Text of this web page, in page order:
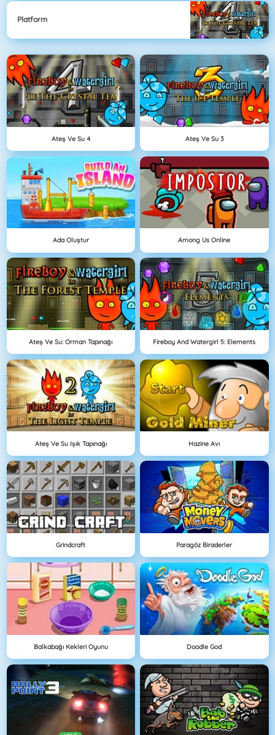
Platform
Ateş Ve Su 4 Ateş Ve Su 3
Ada Oluştur Among Us Online
Ateş Ve Su: Orman Tapınağı Fireboy And Watergirl 5: Elements
Ateş Ve Su Işık Tapınağı Hazine Avı
Grindcraft Paragöz Biraderler
Balkabağı Kekleri Oyunu Doodle God